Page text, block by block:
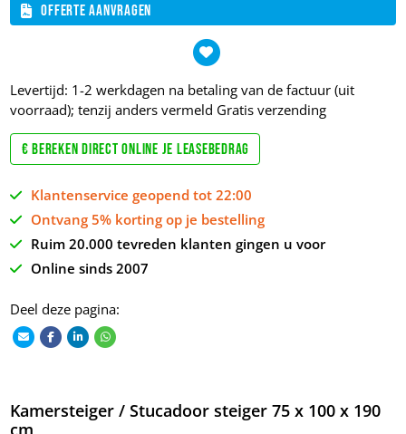
Offerte aanvragen
Levertijd: 1-2 werkdagen na betaling van de factuur (uit
voorraad); tenzij anders vermeld Gratis verzending
€ Bereken direct online je leasebedrag
Klantenservice geopend tot 22:00
Ontvang 5% korting op je bestelling
Ruim 20.000 tevreden klanten gingen u voor
Online sinds 2007
Deel deze pagina:
Kamersteiger / Stucadoor steiger 75 x 100 x 190